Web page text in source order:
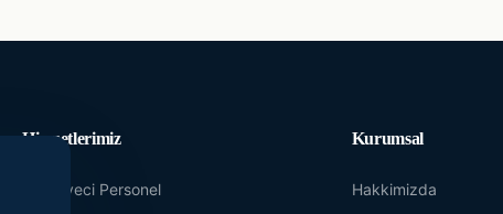
Hizmetlerimiz
Yevmiyeci Personel
Kurumsal
Hakkimizda